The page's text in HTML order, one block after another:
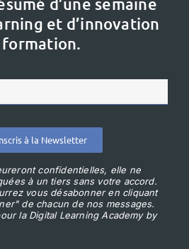
et d’innovation
formation.
à la Newsletter
confidentielles, elle ne
à un tiers sans votre accord.
vous désabonner en cliquant
de chacun de nos messages.
la Digital Learning Academy by